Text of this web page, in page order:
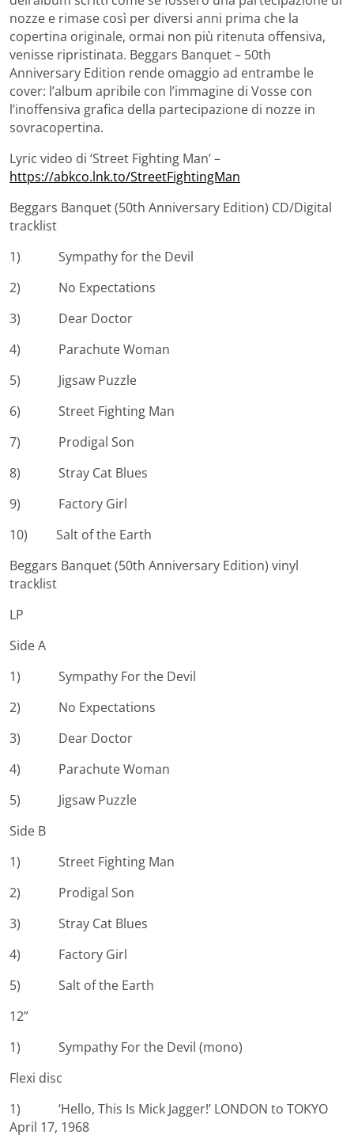
nozze e rimase così per diversi anni prima che la
copertina originale, ormai non più ritenuta offensiva,
venisse ripristinata. Beggars Banquet – 50th
Anniversary Edition rende omaggio ad entrambe le
cover: l’album apribile con l’immagine di Vosse con
l’inoffensiva grafica della partecipazione di nozze in
sovracopertina.
Lyric video di ‘Street Fighting Man’ –
https://abkco.lnk.to/StreetFightingMan
Beggars Banquet (50th Anniversary Edition) CD/Digital
tracklist
1) Sympathy for the Devil
2) No Expectations
3) Dear Doctor
4) Parachute Woman
5) Jigsaw Puzzle
6) Street Fighting Man
7) Prodigal Son
8) Stray Cat Blues
9) Factory Girl
10) Salt of the Earth
Beggars Banquet (50th Anniversary Edition) vinyl
tracklist
LP
Side A
1) Sympathy For the Devil
2) No Expectations
3) Dear Doctor
4) Parachute Woman
5) Jigsaw Puzzle
Side B
1) Street Fighting Man
2) Prodigal Son
3) Stray Cat Blues
4) Factory Girl
5) Salt of the Earth
12”
1) Sympathy For the Devil (mono)
Flexi disc
1) ‘Hello, This Is Mick Jagger!’ LONDON to TOKYO
April 17, 1968